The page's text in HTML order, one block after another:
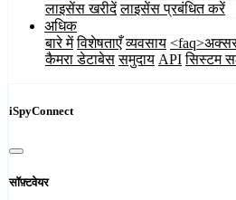
लाइसेंस खरीदें लाइसेंस प्रबंधित करें
अधिक
बारे में विशेषताएँ व्यवसाय
कैमरा डेटाबेस समुदाय API सिस्टम
iSpyConnect
सॉफ़्टवेयर